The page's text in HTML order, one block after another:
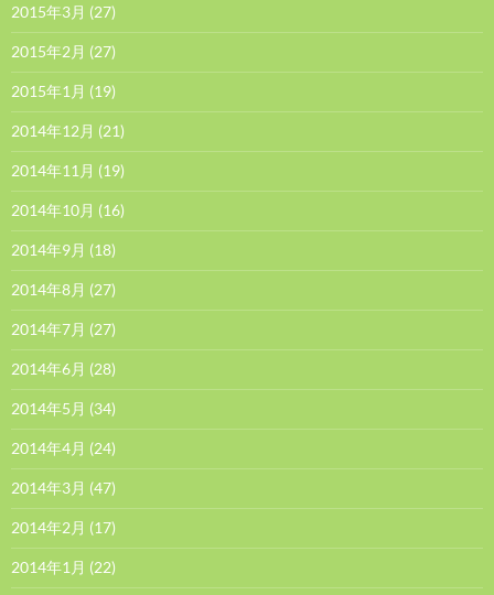
2015年3月 (27)
2015年2月 (27)
2015年1月 (19)
2014年12月 (21)
2014年11月 (19)
2014年10月 (16)
2014年9月 (18)
2014年8月 (27)
2014年7月 (27)
2014年6月 (28)
2014年5月 (34)
2014年4月 (24)
2014年3月 (47)
2014年2月 (17)
2014年1月 (22)